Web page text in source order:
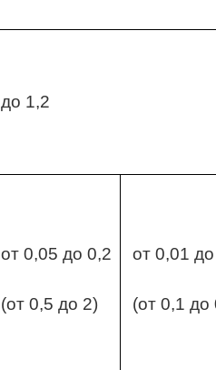
до 1,2
от 0,05 до 0,2
(от 0,5 до 2)
от 0,01
(от 0,1 до